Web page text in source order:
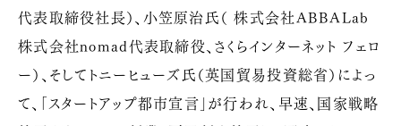
代表取締役社長）、小笠原治氏（ 株式会社ABBALab
株式会社nomad代表取締役、さくらインターネット フェロ
ー）、そしてトニーヒューズ氏（英国貿易投資総省）によっ
て、「スタートアップ都市宣言」が行われ、早速、国家戦略